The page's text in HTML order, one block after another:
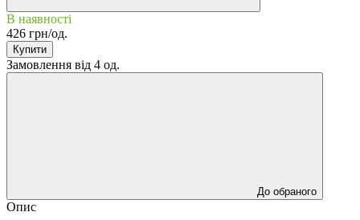
В наявності
426 грн/од.
Купити
Замовлення від 4 од.
До обраного
Опис